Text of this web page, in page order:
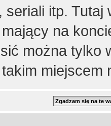
seriali itp. Tutaj
na
można tylko
miejscem